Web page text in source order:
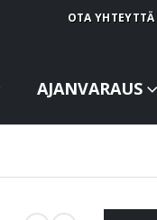
OTA YHTEYTTÄ
AJANVARAUS